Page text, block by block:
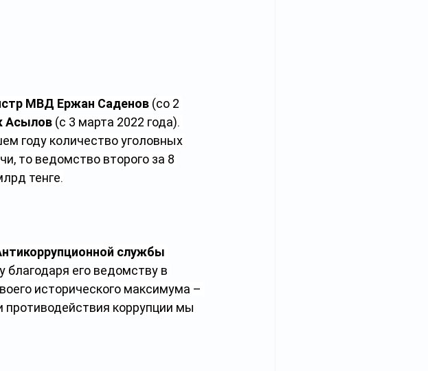
МВД Ержан Саденов (со 2
Асылов (с 3 марта 2022 года).
году количество уголовных
то ведомство второго за 8
тенге.
службы
благодаря его ведомству в
исторического максимума –
противодействия коррупции мы